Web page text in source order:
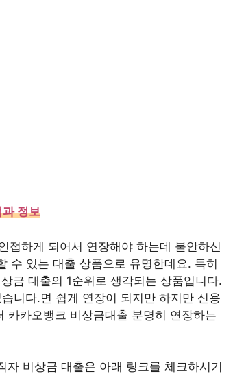
정보
접하게 되어서 연장해야 하는데 불안하신
수 있는 대출 상품으로 유명한데요. 특히
금 대출의 1순위로 생각되는 상품입니다.
니다.면 쉽게 연장이 되지만 하지만 신용
카카오뱅크 비상금대출 분명히 연장하는
비상금 대출은 아래 링크를 체크하시기